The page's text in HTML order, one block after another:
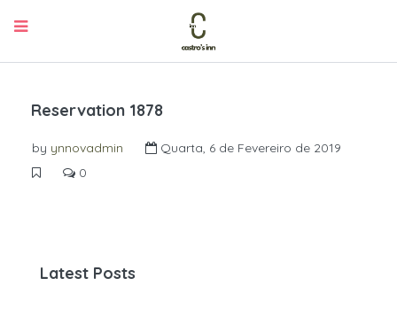
Reservation 1878
by ynnovadmin
Quarta, 6 de Fevereiro de 2019
0
Latest Posts